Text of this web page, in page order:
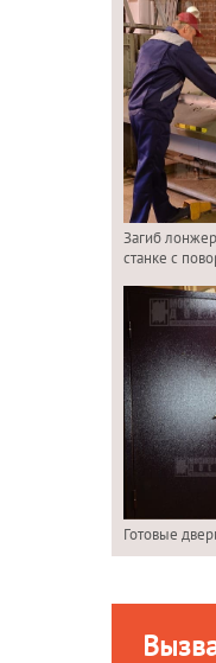
Загиб
станке с
Готовые